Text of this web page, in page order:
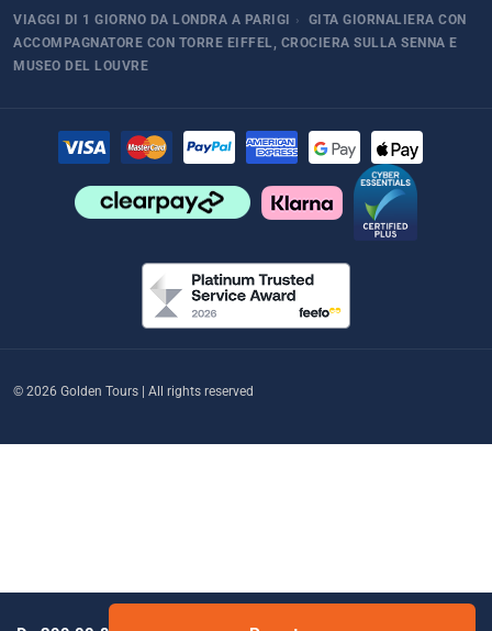
VIAGGI DI 1 GIORNO DA LONDRA A PARIGI ›
GITA GIORNALIERA CON
ACCOMPAGNATORE CON TORRE EIFFEL, CROCIERA SULLA SENNA E
MUSEO DEL LOUVRE
© 2026 Golden Tours | All rights reserved